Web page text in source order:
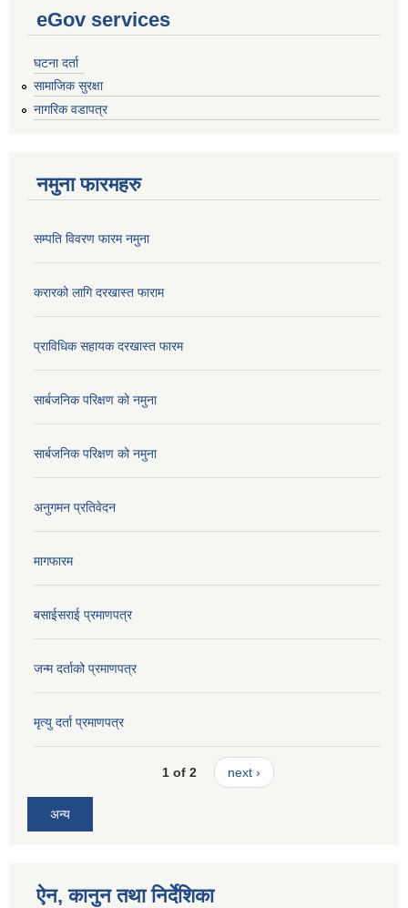
eGov services
घटना दर्ता
सामाजिक सुरक्षा
नागरिक वडापत्र
नमुना फारमहरु
सम्पति विवरण फारम नमुना
करारको लागि दरखास्त फाराम
प्राविधिक सहायक दरखास्त फारम
सार्बजनिक परिक्षण को नमुना
सार्बजनिक परिक्षण को नमुना
अनुगमन प्रतिवेदन
मागफारम
बसाईसराई प्रमाणपत्र
जन्म दर्ताको प्रमाणपत्र
मृत्यु दर्ता प्रमाणपत्र
1 of 2 next ›
अन्य
ऐन, कानुन तथा निर्देशिका